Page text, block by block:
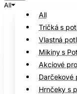
All
All
Tričká s
Vlastná
Mikiny s
Akciové
Darčekové
Hrnčeky s